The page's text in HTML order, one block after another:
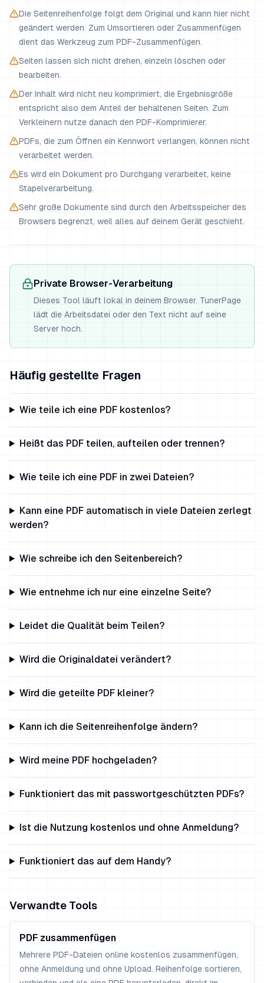
Die Seitenreihenfolge folgt dem Original und kann hier nicht
geändert werden. Zum Umsortieren oder Zusammenfügen
dient das Werkzeug zum PDF-Zusammenfügen.
Seiten lassen sich nicht drehen, einzeln löschen oder
bearbeiten.
Der Inhalt wird nicht neu komprimiert, die Ergebnisgröße
entspricht also dem Anteil der behaltenen Seiten. Zum
Verkleinern nutze danach den PDF-Komprimierer.
PDFs, die zum Öffnen ein Kennwort verlangen, können nicht
verarbeitet werden.
Es wird ein Dokument pro Durchgang verarbeitet, keine
Stapelverarbeitung.
Sehr große Dokumente sind durch den Arbeitsspeicher des
Browsers begrenzt, weil alles auf deinem Gerät geschieht.
Private Browser-Verarbeitung
Dieses Tool läuft lokal in deinem Browser. TunerPage
lädt die Arbeitsdatei oder den Text nicht auf seine
Server hoch.
Häufig gestellte Fragen
Wie teile ich eine PDF kostenlos?
Heißt das PDF teilen, aufteilen oder trennen?
Wie teile ich eine PDF in zwei Dateien?
Kann eine PDF automatisch in viele Dateien zerlegt
werden?
Wie schreibe ich den Seitenbereich?
Wie entnehme ich nur eine einzelne Seite?
Leidet die Qualität beim Teilen?
Wird die Originaldatei verändert?
Wird die geteilte PDF kleiner?
Kann ich die Seitenreihenfolge ändern?
Wird meine PDF hochgeladen?
Funktioniert das mit passwortgeschützten PDFs?
Ist die Nutzung kostenlos und ohne Anmeldung?
Funktioniert das auf dem Handy?
Verwandte Tools
PDF zusammenfügen
Mehrere PDF-Dateien online kostenlos zusammenfügen,
ohne Anmeldung und ohne Upload. Reihenfolge sortieren,